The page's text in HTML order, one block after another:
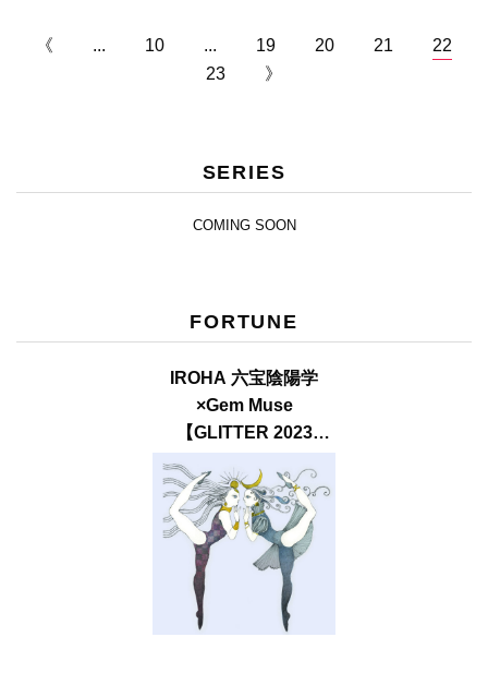
《 ... 10 ... 19 20 21
22
23
》
SERIES
COMING SOON
FORTUNE
IROHA 六宝陰陽学
×Gem Muse
【GLITTER 2023
SUMMER issue】